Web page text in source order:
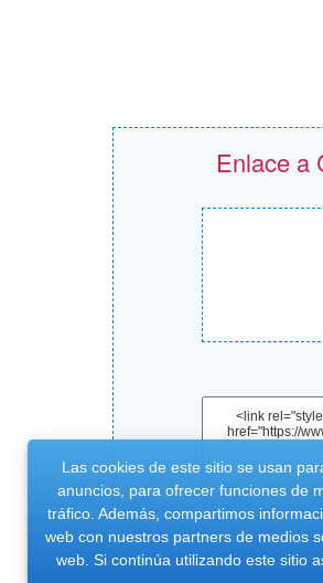
Las cookies de este sitio se usan
anuncios, para ofrecer funciones de
tráfico. Además, compartimos
web con nuestros partners de medios
web. Si continúa utilizando este sitio
Enlace a